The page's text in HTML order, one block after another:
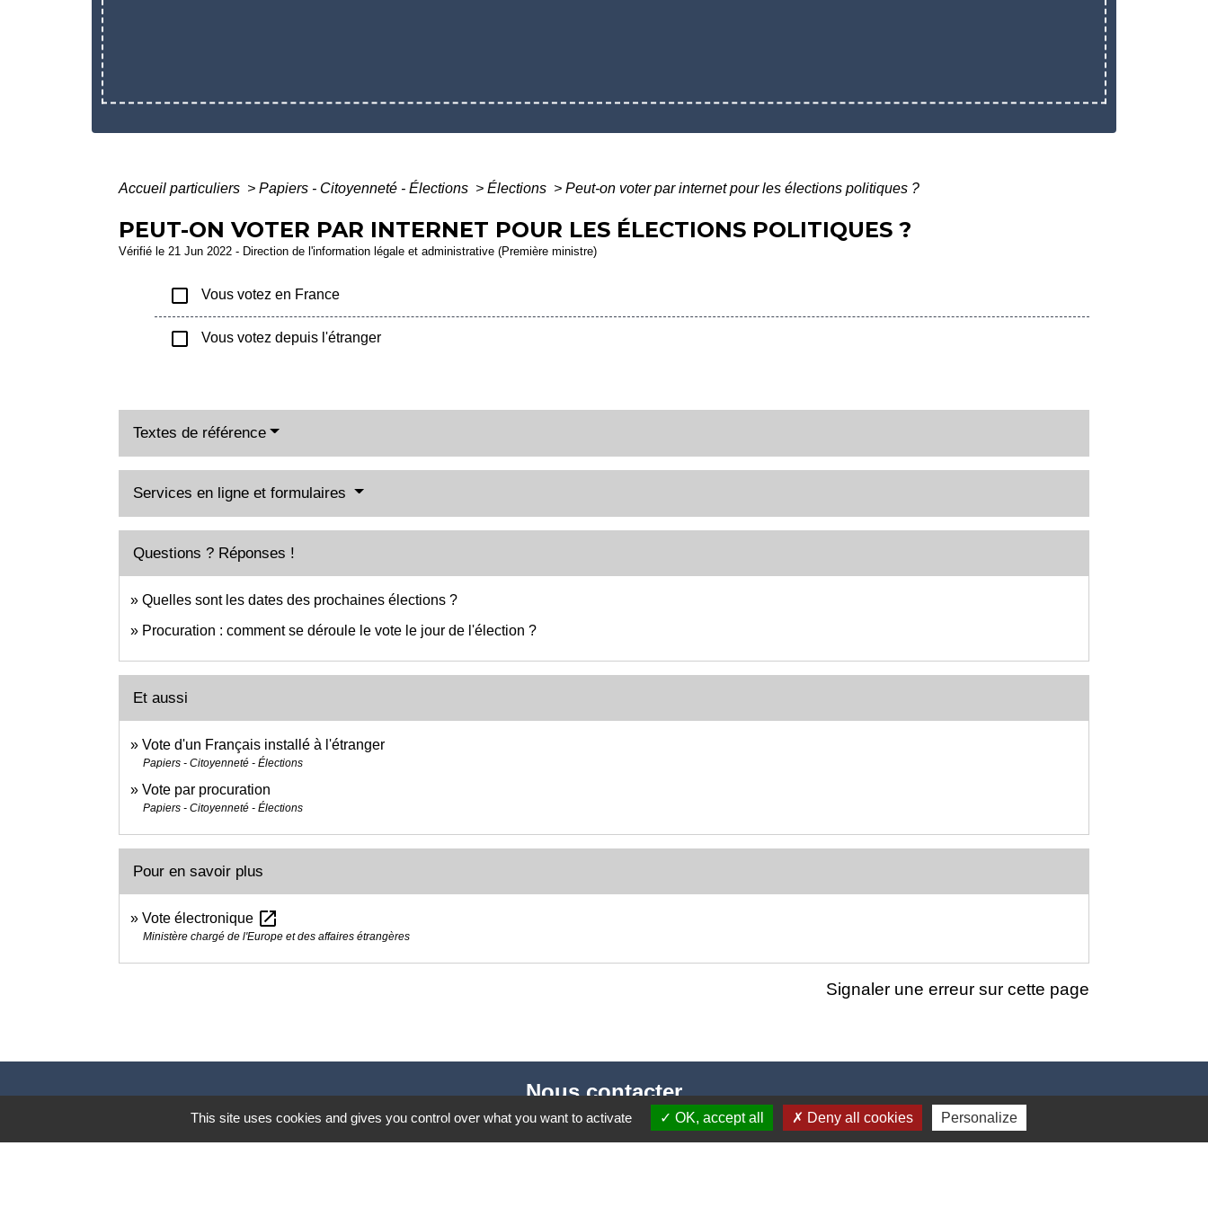
Accueil particuliers > Papiers - Citoyenneté - Élections > Élections > Peut-on voter par internet pour les élections politiques ?
PEUT-ON VOTER PAR INTERNET POUR LES ÉLECTIONS POLITIQUES ?
Vérifié le 21 Jun 2022 - Direction de l'information légale et administrative (Première ministre)
check_box_outline_blank Vous votez en France
check_box_outline_blank Vous votez depuis l'étranger
Textes de référence
Services en ligne et formulaires
Questions ? Réponses !
Quelles sont les dates des prochaines élections ?
Procuration : comment se déroule le vote le jour de l'élection ?
Et aussi
Vote d'un Français installé à l'étranger
Papiers - Citoyenneté - Élections
Vote par procuration
Papiers - Citoyenneté - Élections
Pour en savoir plus
Vote électronique open_in_new
Ministère chargé de l'Europe et des affaires étrangères
Signaler une erreur sur cette page
Nous contacter
Commune de Puylaurens
This site uses cookies and gives you control over what you want to activate OK, accept all Deny all cookies Personalize